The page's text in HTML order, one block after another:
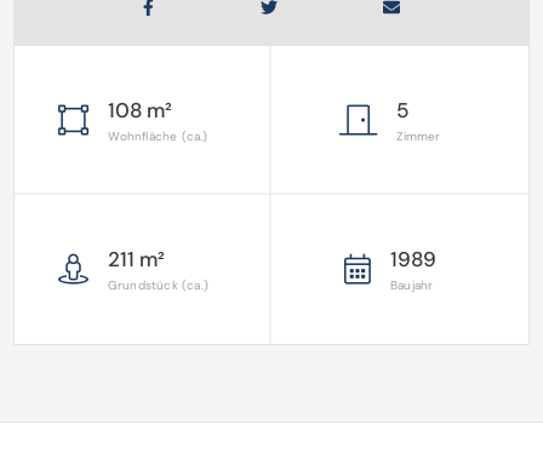
108 m²
Wohnfläche (ca.)
5
Zimmer
211 m²
Grundstück (ca.)
1989
Baujahr